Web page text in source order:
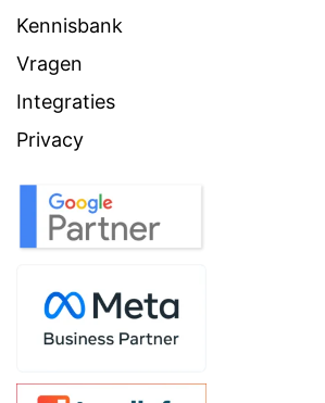
Kennisbank
Vragen
Integraties
Privacy